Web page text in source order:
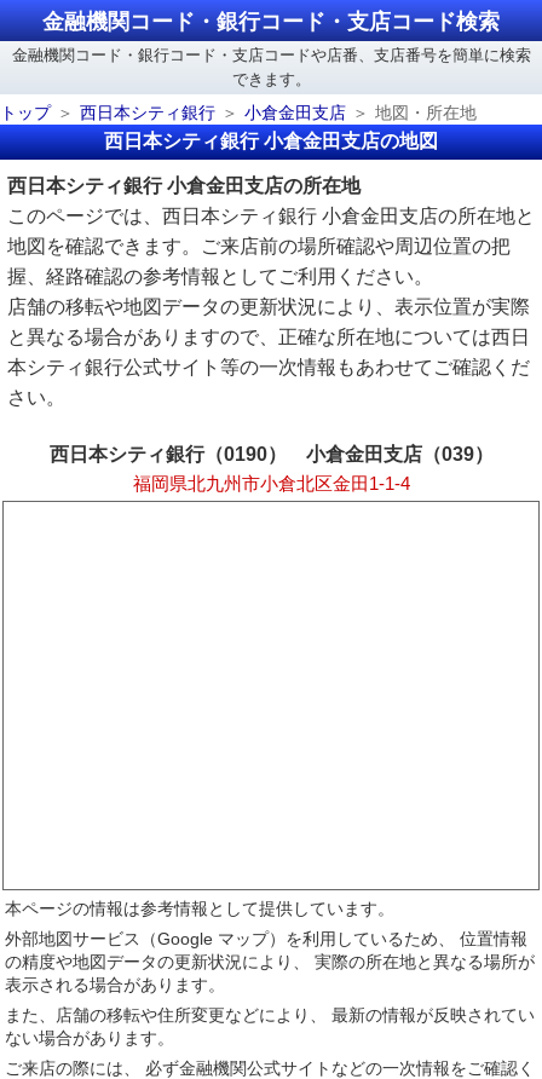
金融機関コード・銀行コード・支店コード検索
金融機関コード・銀行コード・支店コードや店番、支店番号を簡単に検索
できます。
トップ
西日本シティ銀行 小倉金田支店 地図・所在地
西日本シティ銀行 小倉金田支店の地図
西日本シティ銀行 小倉金田支店の所在地
このページでは、西日本シティ銀行 小倉金田支店の所在地と
地図を確認できます。ご来店前の場所確認や周辺位置の把
握、経路確認の参考情報としてご利用ください。
店舗の移転や地図データの更新状況により、表示位置が実際
と異なる場合がありますので、正確な所在地については西日
本シティ銀行公式サイト等の一次情報もあわせてご確認くだ
さい。
西日本シティ銀行（0190） 小倉金田支店（039）
福岡県北九州市小倉北区金田1-1-4
本ページの情報は参考情報として提供しています。
外部地図サービス（Google マップ）を利用しているため、 位置情報
の精度や地図データの更新状況により、 実際の所在地と異なる場所が
表示される場合があります。
また、店舗の移転や住所変更などにより、 最新の情報が反映されてい
ない場合があります。
ご来店の際には、 必ず金融機関公式サイトなどの一次情報をご確認く